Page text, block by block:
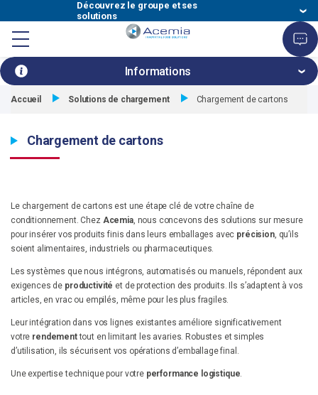
Découvrez le groupe et ses solutions
Velec
HYGIENIC DESIGN FOOD SOLUTIONS
Découvrez le groupe et ses
solutions
Acemia
INNOVATIVE FOOD SOLUTIONS
Découvrez le groupe et ses solutions
Axinova
END OF LINE AUTOMATION
Découvrez le groupe et ses solutions
Acinox
HYGIENIC SOLUTIONS
Découvrez le groupe et ses solutions
Celtech
FOOD FILLING
Découvrez le groupe et ses solutions
Multi-
FOOD FILLING SOLUTION
Découvrez le groupe et ses solutions
Systems
Afficher
le
menu
Filières industrielles
Services
Entreprise
Informations
volet
informations
Informations1/1
Un besoin d'optimisation ? Un projet ?
Notre équipe se tient à votre disposition pour discuter de votre projet !
Vous avez un projet d’amélioration de process de production ? Des
Accueil Solutions de chargement Chargement de cartons
Chargement de cartons
Le chargement de cartons est une étape clé de votre chaîne de
conditionnement. Chez Acemia, nous concevons des solutions sur mesure
pour insérer vos produits finis dans leurs emballages avec précision, qu’ils
soient alimentaires, industriels ou pharmaceutiques.
Les systèmes que nous intégrons, automatisés ou manuels, répondent aux
exigences de productivité et de protection des produits. Ils s’adaptent à vos
articles, en vrac ou empilés, même pour les plus fragiles.
Leur intégration dans vos lignes existantes améliore significativement
votre rendementtout en limitant les avaries. Robustes et simples
d’utilisation, ils sécurisent vos opérations d’emballage final.
Une expertise technique pour votre performance logistique.